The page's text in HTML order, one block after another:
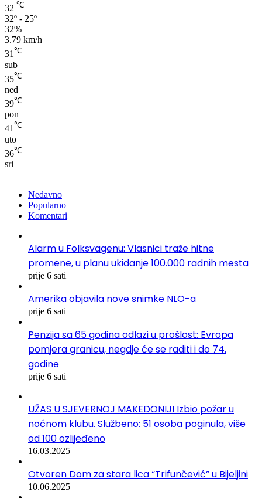
32 ℃
32º - 25º
32%
3.79 km/h
31℃
sub
35℃
ned
39℃
pon
41℃
uto
36℃
sri
Nedavno
Popularno
Komentari
Alarm u Folksvagenu: Vlasnici traže hitne
promene, u planu ukidanje 100.000 radnih mesta
prije 6 sati
Amerika objavila nove snimke NLO-a
prije 6 sati
Penzija sa 65 godina odlazi u prošlost: Evropa
pomjera granicu, negdje će se raditi i do 74.
godine
prije 6 sati
UŽAS U SJEVERNOJ MAKEDONIJI Izbio požar u
noćnom klubu. Službeno: 51 osoba poginula, više
od 100 ozlijeđeno
16.03.2025
Otvoren Dom za stara lica “Trifunčević” u Bijeljini
10.06.2025